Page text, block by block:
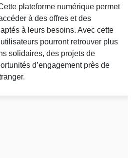
plateforme numérique permet
à des offres et des
à leurs besoins. Avec cette
pourront retrouver plus
solidaires, des projets de
d’engagement près de